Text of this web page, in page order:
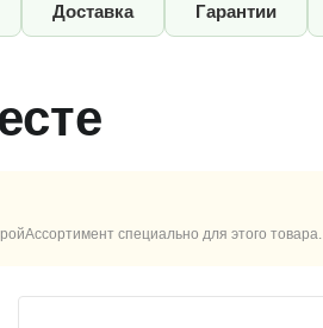
Доставка Гарантии
специально для этого товара.